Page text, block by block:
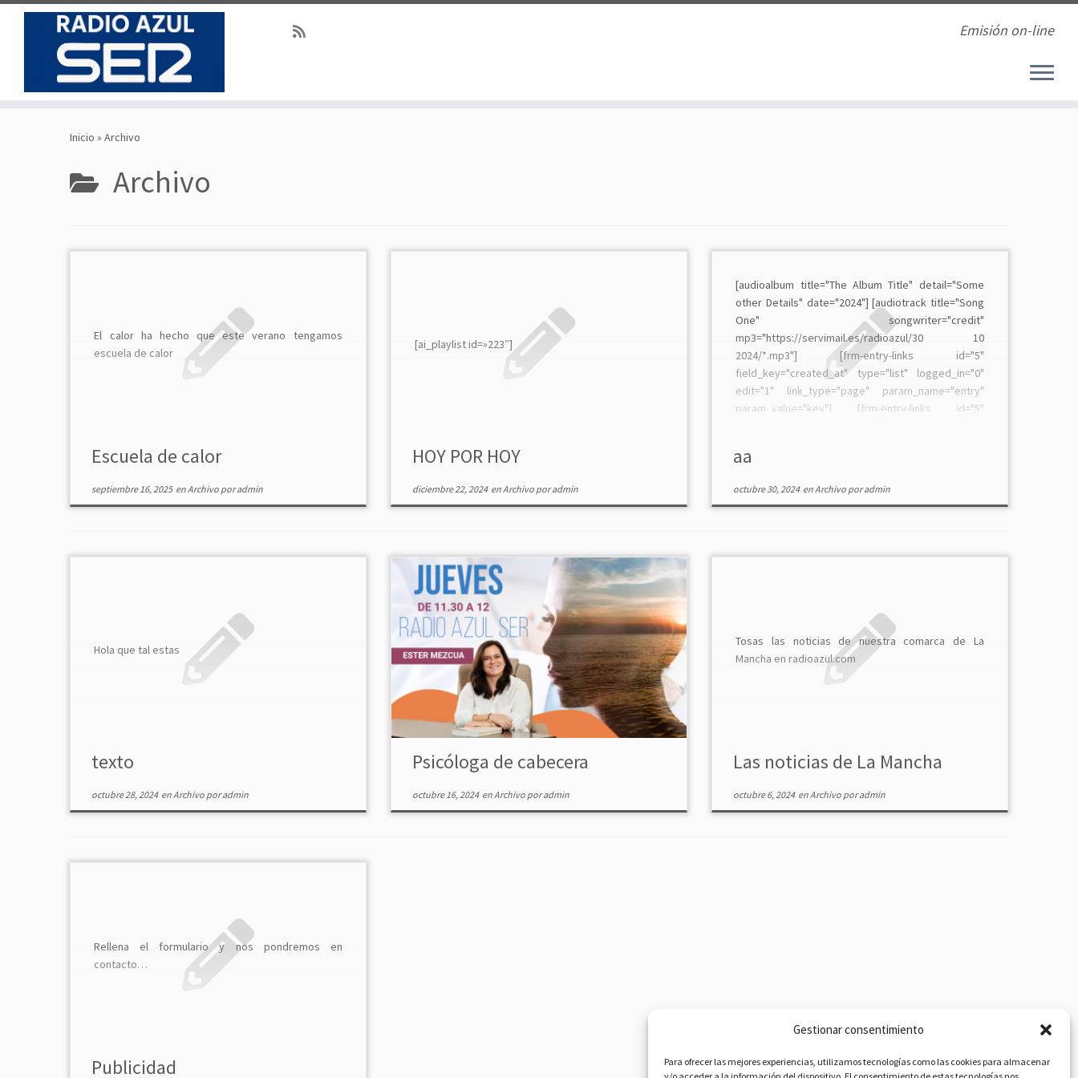
Gestionar consentimiento
Para ofrecer las mejores experiencias, utilizamos tecnologías como las cookies para almacenar
Emisión on-line
Inicio » Archivo
Archivo
El calor ha hecho que este verano tengamos
escuela de calor
Escuela de calor
septiembre 16, 2025enArchivo poradmin
[ai_playlist id=»223″]
HOY POR HOY
diciembre 22, 2024enArchivo poradmin
[audioalbum title="The Album Title" detail="Some
other Details" date="2024"] [audiotrack title="Song
One" songwriter="credit"
mp3="https://servimail.es/radioazul/30 10
2024/*.mp3"] [frm-entry-links id="5"
field_key="created_at" type="list" logged_in="0"
edit="1" link_type="page" param_name="entry"
param_value="key"] [frm-entry-links id="5"
param_value="key"]
aa
octubre 30, 2024enArchivo poradmin
Hola que tal estas
texto
octubre 28, 2024enArchivo poradmin
Psicóloga de cabecera
octubre 16, 2024enArchivo poradmin
Tosas las noticias de nuestra comarca de La
Mancha en radioazul.com
Las noticias de La Mancha
octubre 6, 2024enArchivo poradmin
Rellena el formulario y nos pondremos en
contacto…
Publicidad